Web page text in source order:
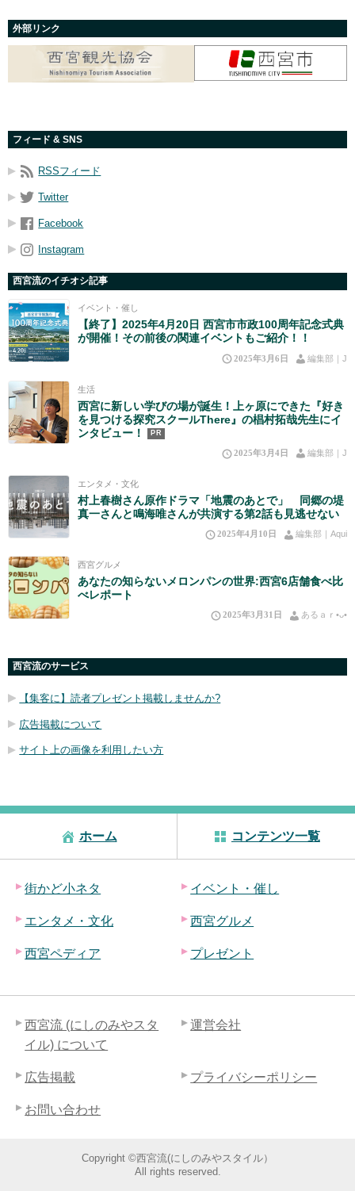
外部リンク
フィード & SNS
RSSフィード
Twitter
Facebook
Instagram
西宮流のイチオシ記事
イベント・催し
【終了】2025年4月20日 西宮市市政100周年記念式典
が開催！その前後の関連イベントもご紹介！！
2025年3月6日 編集部｜J
生活
西宮に新しい学びの場が誕生！上ヶ原にできた『好き
を見つける探究スクールThere』の椙村拓哉先生にイ
ンタビュー！
PR
2025年3月4日 編集部｜J
エンタメ・文化
村上春樹さん原作ドラマ「地震のあとで」 同郷の堤
真一さんと鳴海唯さんが共演する第2話も見逃せない
2025年4月10日 編集部｜Aqui
西宮グルメ
あなたの知らないメロンパンの世界:西宮6店舗食べ比
べレポート
2025年3月31日 あるａｒ•⁠ᴗ⁠•⁠
西宮流のサービス
【集客に】読者プレゼント掲載しませんか?
広告掲載について
サイト上の画像を利用したい方
ホーム コンテンツ一覧
街かど小ネタ イベント・催し
エンタメ・文化 西宮グルメ
西宮ペディア プレゼント
西宮流 (にしのみやスタ
イル) について
運営会社
広告掲載 プライバシーポリシー
お問い合わせ
Copyright ©西宮流(にしのみやスタイル）
All rights reserved.